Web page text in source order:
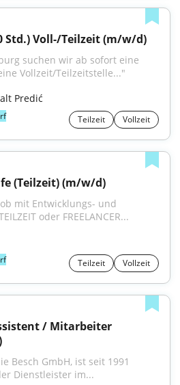
Std.) Voll-/Teilzeit (m/w/d)
Vollzeit/Teilzeitstelle..."
Predić
Teilzeit Vollzeit
(Teilzeit) (m/w/d)
mit Entwicklungs- und
oder FREELANCER...
Teilzeit Vollzeit
/ Mitarbeiter
Besch GmbH, ist seit 1991
Dienstleister im...